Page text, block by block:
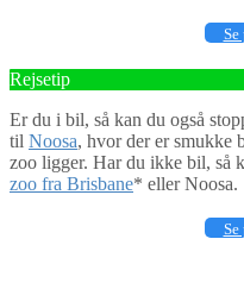
Se
Rejsetip
Er du i bil, så kan du også
til Noosa, hvor der er smukke
zoo ligger. Har du ikke bil, så
zoo fra Brisbane* eller Noosa.
Se